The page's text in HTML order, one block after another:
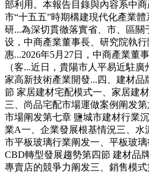
部利用。本報告目錄與內容系中
市“十五五”時期構建現代化產業
研...為深切貫徹落實省、市、區
设，中商產業董事長、研究院執
惠...2026年5月27日，中商產業董
（客...近日，貴陽市人平易近駐
家高新技術產業開發...四、建材
節 家居建材宅配模式一、家居建
三、尚品宅配市場運做案例阐发
市場阐发第七章 鹽城市建材行業
業A一、企業發展根基情況三、水
市平板玻璃行業阐发一、平板玻
CBD轉型發展趨勢第四節 建材品
專賣店的競爭力阐发三、銷售模